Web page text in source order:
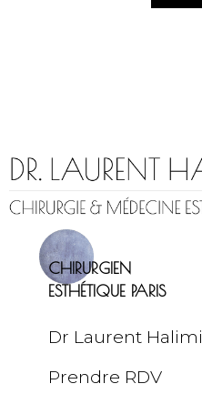
CHIRURGIEN
ESTHÉTIQUE PARIS
Dr Laurent Halimi
Prendre RDV